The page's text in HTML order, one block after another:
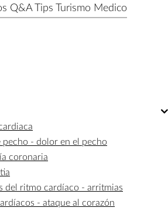
Q&ATips Turismo Medico
pecho - dolor en el pecho
coronaria
del ritmo cardíaco - arritmias
- ataque al corazón